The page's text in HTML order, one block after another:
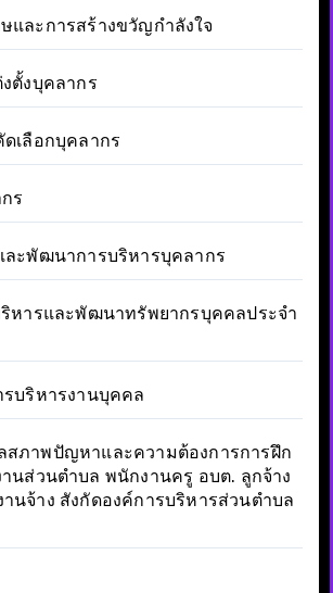
และการสร้างขวัญกำลังใจ
ตั้งบุคลากร
เลือกบุคลากร
ร
ละพัฒนาการบริหารบุคลากร
ริหารและพัฒนาทรัพยากรบุคคลประจำ
บริหารงานบุคคล
สภาพปัญหาและความต้องการการฝึก
นส่วนตำบล พนักงานครู อบต. ลูกจ้าง
นจ้าง สังกัดองค์การบริหารส่วนตำบล